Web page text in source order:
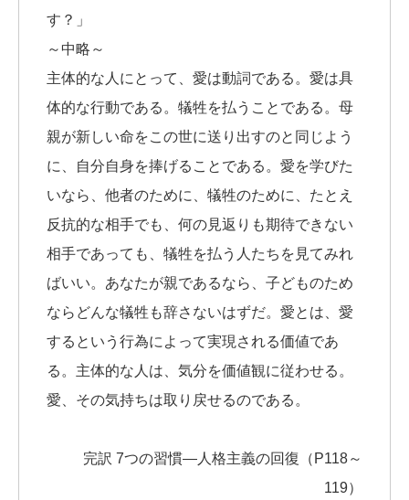
す？」
～中略～
主体的な人にとって、愛は動詞である。愛は具
体的な行動である。犠牲を払うことである。母
親が新しい命をこの世に送り出すのと同じよう
に、自分自身を捧げることである。愛を学びた
いなら、他者のために、犠牲のために、たとえ
反抗的な相手でも、何の見返りも期待できない
相手であっても、犠牲を払う人たちを見てみれ
ばいい。あなたが親であるなら、子どものため
ならどんな犠牲も辞さないはずだ。愛とは、愛
するという行為によって実現される価値であ
る。主体的な人は、気分を価値観に従わせる。
愛、その気持ちは取り戻せるのである。
完訳 7つの習慣―人格主義の回復（P118～
119）